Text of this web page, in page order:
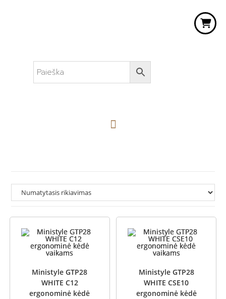
Ministyle GTP28
WHITE C12
ergonominė kėdė
Ministyle GTP28
WHITE CSE10
ergonominė kėdė